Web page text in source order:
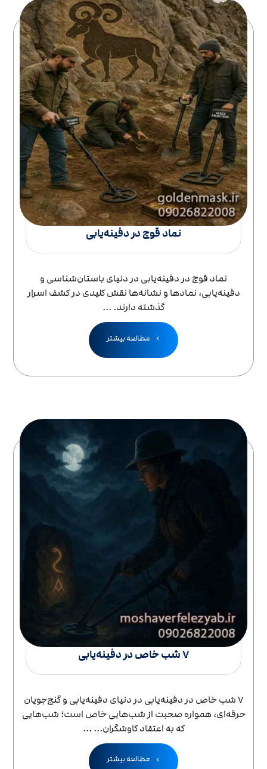
نماد قوچ در دفینه‌یابی
نماد قوچ در دفینه‌یابی در دنیای باستان‌شناسی و
دفینه‌یابی، نمادها و نشانه‌ها نقش کلیدی در کشف اسرار
گذشته دارند. ...
مطالعه بیشتر
۷ شب خاص در دفینه‌یابی
۷ شب خاص در دفینه‌یابی در دنیای دفینه‌یابی و گنج‌جویان
حرفه‌ای، همواره صحبت از شب‌هایی خاص است؛ شب‌هایی
که به اعتقاد کاوشگران... ...
مطالعه بیشتر